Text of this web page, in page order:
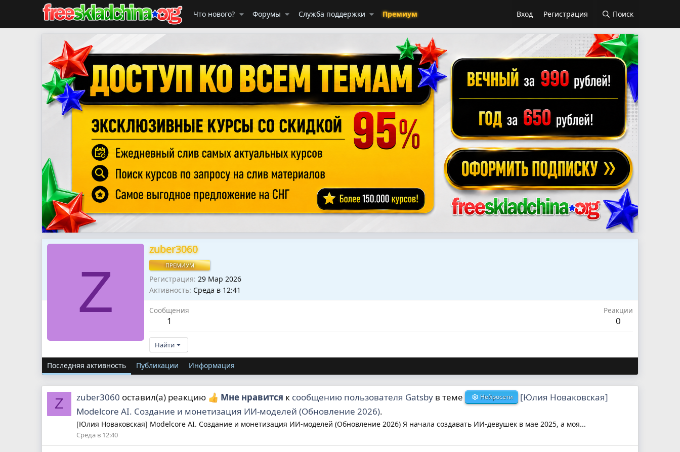
Что нового? Форумы Служба поддержки Премиум Вход Регистрация Поиск
Z
zuber3060
ПРЕМИУМ
Регистрация 29 Мар 2026
Активность Среда в 12:41
Сообщения
1
Реакции
0
Найти
Последняя активность Публикации Информация
Z zuber3060 оставил(а) реакцию Мне нравится к сообщению пользователя Gatsby в теме Нейросети
[Юлия Новаковская]
Modelcore AI. Создание и монетизация ИИ-моделей (Обновление 2026).
[Юлия Новаковская] Modelcore AI. Создание и монетизация ИИ-моделей (Обновление 2026) Я начала создавать ИИ-девушек в мае 2025, а моя...
Среда в 12:40